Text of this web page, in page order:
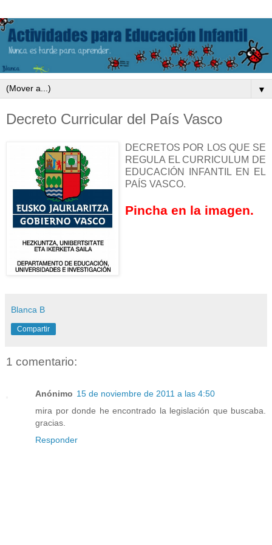
▼
Decreto Curricular del País Vasco
DECRETOS POR LOS QUE SE
REGULA EL CURRICULUM DE
EDUCACIÓN INFANTIL EN EL
PAÍS VASCO.
Pincha en la imagen.
Blanca B
Compartir
1 comentario:
Anónimo 15 de noviembre de 2011 a las 4:50
mira por donde he encontrado la legislación que buscaba.
gracias.
Responder